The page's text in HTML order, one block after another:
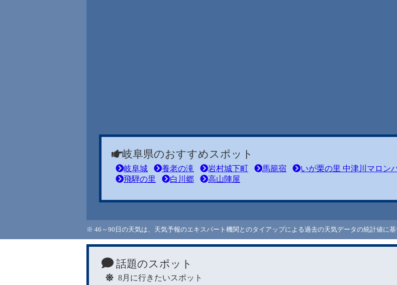
岐阜県のおすすめスポット
岐阜城 養老の滝 岩村城下町 馬籠宿 いが栗の里 中津川マロン
飛騨の里
白川郷 高山陣屋
※ 46～90日の天気は、天気予報のエキスパート機関とのタイアップによる過去の天気データの統計値に基
話題のスポット
8月に行きたいスポット